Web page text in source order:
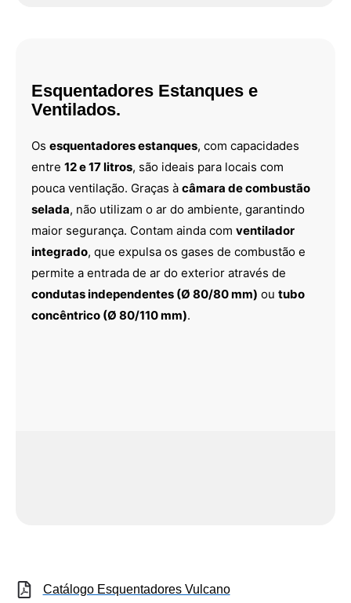
Esquentadores Estanques e
Ventilados.
Os esquentadores estanques, com capacidades
entre 12 e 17 litros, são ideais para locais com
pouca ventilação. Graças à câmara de combustão
selada, não utilizam o ar do ambiente, garantindo
maior segurança. Contam ainda com ventilador
integrado, que expulsa os gases de combustão e
permite a entrada de ar do exterior através de
condutas independentes (Ø 80/80 mm) ou tubo
concêntrico (Ø 80/110 mm).
Catálogo Esquentadores Vulcano